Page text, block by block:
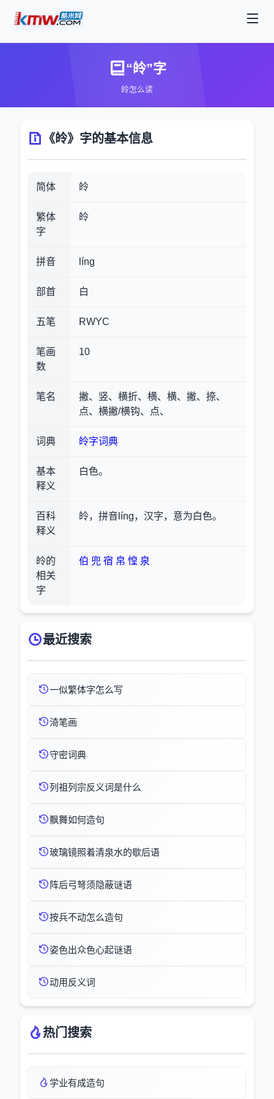
“皊”字
皊怎么读
《皊》字的基本信息
简体 皊
繁体
字
皊
拼音 líng
部首 白
五笔 RWYC
笔画
数
10
笔名
撇、竖、横折、横、横、撇、捺、
点、横撇/横钩、点、
词典 皊字词典
基本
释义
白色。
百科
释义
皊，拼音líng，汉字，意为白色。
皊的
相关
字
伯 兜 宿 帛 惶 泉
最近搜索
一似繁体字怎么写
渏笔画
守密词典
列祖列宗反义词是什么
飘舞如何造句
玻璃镜照着清泉水的歇后语
阵后弓弩须隐蔽谜语
按兵不动怎么造句
姿色出众色心起谜语
动用反义词
热门搜索
学业有成造句